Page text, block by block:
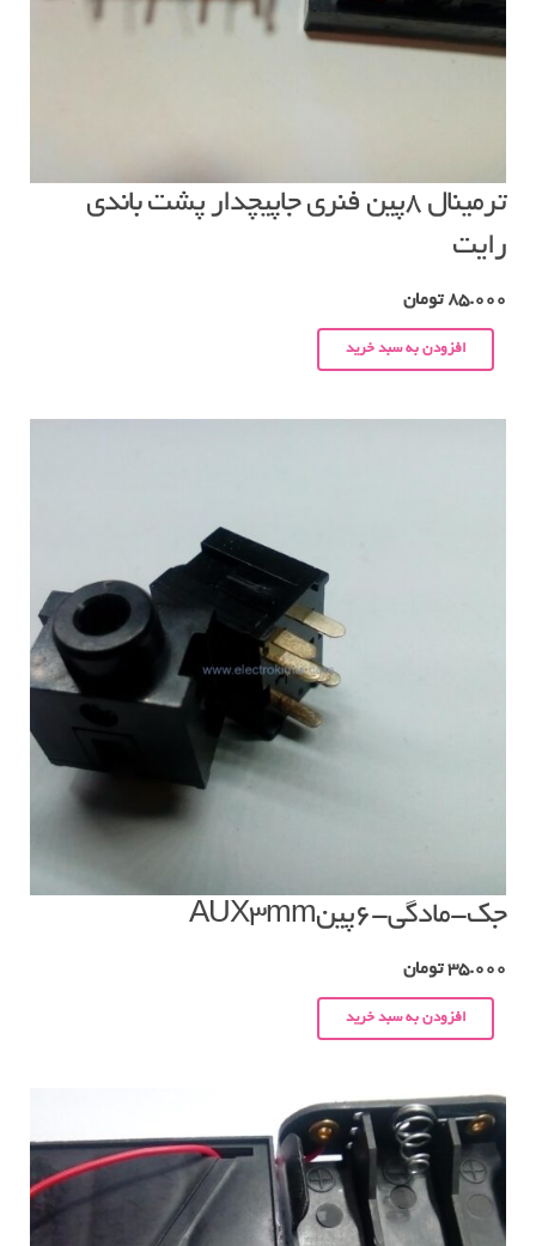
ترمینال ۸پین فنری جاپیچدار پشت باندی
رایت
85.000 تومان
افزودن به سبد خرید
جک-مادگی-۶پینAUX3mm
35.000 تومان
افزودن به سبد خرید